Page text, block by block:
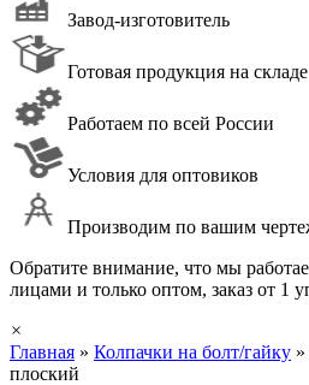
Завод-изготовитель
Готовая продукция на складе
Работаем по всей России
Условия для оптовиков
Производим по вашим
Обратите внимание, что мы
лицами и только оптом, заказ от 1
×
Главная » Колпачки на болт/гайку »
плоский